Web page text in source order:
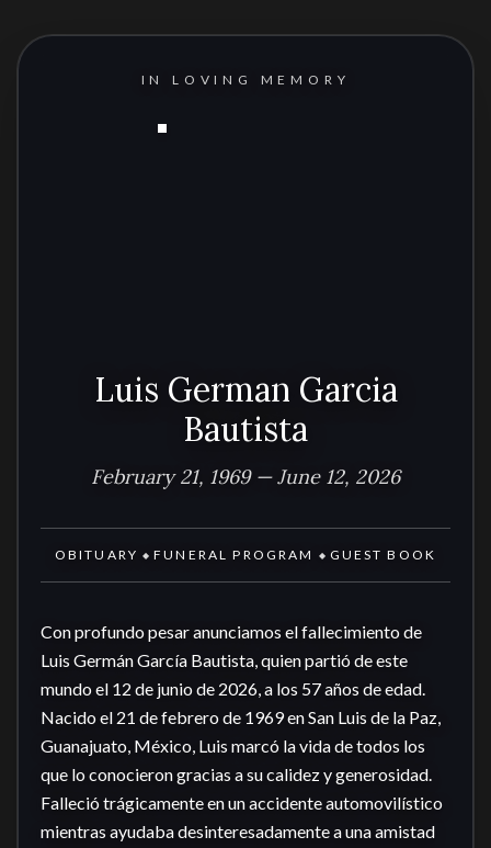
IN LOVING MEMORY
Luis German Garcia
Bautista
February 21, 1969 — June 12, 2026
OBITUARY ◆ FUNERAL PROGRAM ◆ GUEST BOOK
Con profundo pesar anunciamos el fallecimiento de
Luis Germán García Bautista, quien partió de este
mundo el 12 de junio de 2026, a los 57 años de edad.
Nacido el 21 de febrero de 1969 en San Luis de la Paz,
Guanajuato, México, Luis marcó la vida de todos los
que lo conocieron gracias a su calidez y generosidad.
Falleció trágicamente en un accidente automovilístico
mientras ayudaba desinteresadamente a una amistad